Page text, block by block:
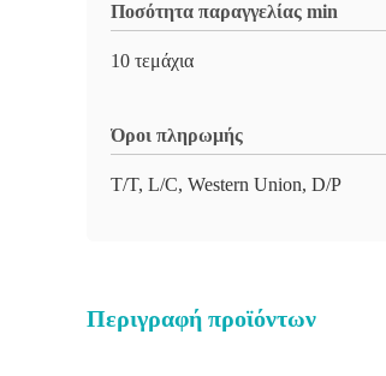
Ποσότητα παραγγελίας min
10 τεμάχια
Όροι πληρωμής
T/T, L/C, Western Union, D/P
Περιγραφή προϊόντων